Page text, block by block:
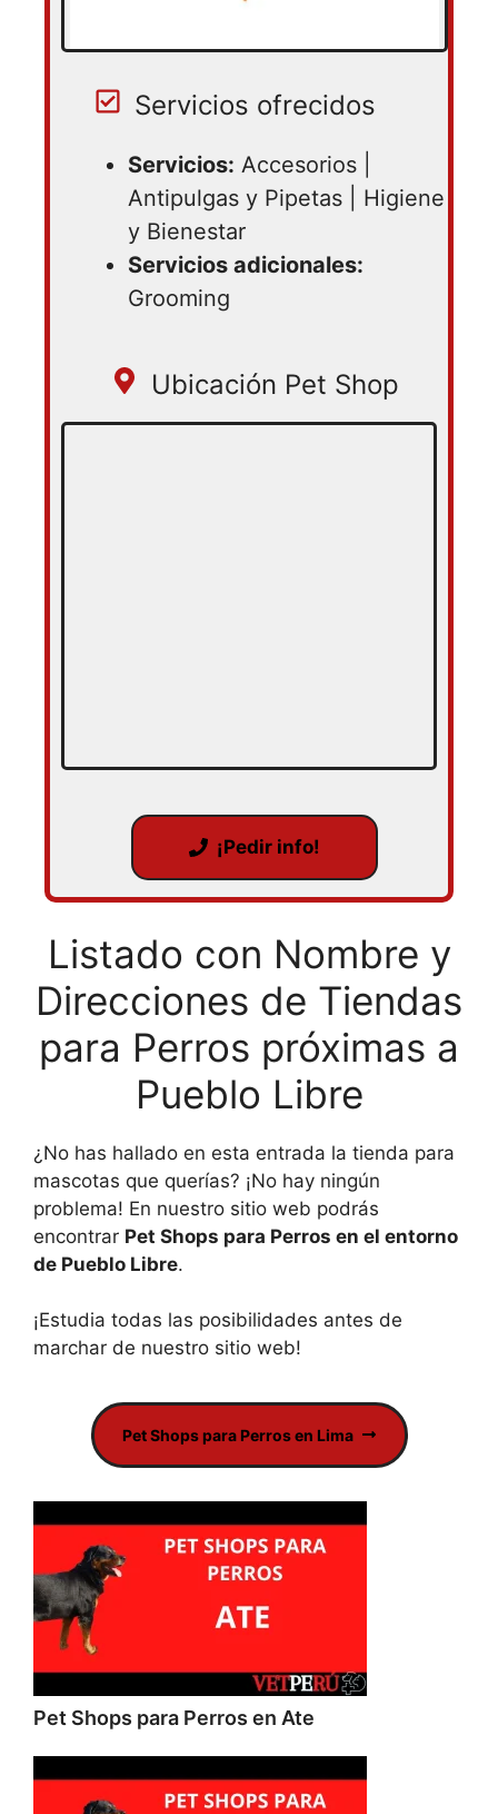
Servicios ofrecidos
Servicios: Accesorios |
Antipulgas y Pipetas | Higiene
y Bienestar
Servicios adicionales:
Grooming
Ubicación Pet Shop
¡Pedir info!
Listado con Nombre y
Direcciones de Tiendas
para Perros próximas a
Pueblo Libre
¿No has hallado en esta entrada la tienda para
mascotas que querías? ¡No hay ningún
problema! En nuestro sitio web podrás
encontrar Pet Shops para Perros en el entorno
de Pueblo Libre.
¡Estudia todas las posibilidades antes de
marchar de nuestro sitio web!
Pet Shops para Perros en Lima
Pet Shops para Perros en Ate